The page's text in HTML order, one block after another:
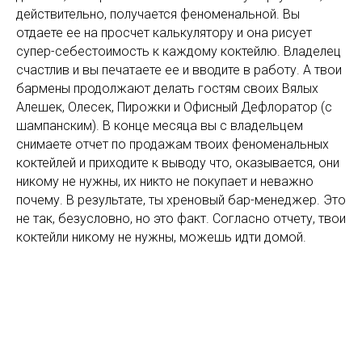
действительно, получается феноменальной. Вы
отдаете ее на просчет калькулятору и она рисует
супер-себестоимость к каждому коктейлю. Владелец
счастлив и вы печатаете ее и вводите в работу. А твои
бармены продолжают делать гостям своих Вялых
Алешек, Олесек, Пирожки и Офисный Дефлоратор (с
шампанским). В конце месяца вы с владельцем
снимаете отчет по продажам твоих феноменальных
коктейлей и приходите к выводу что, оказывается, они
никому не нужны, их никто не покупает и неважно
почему. В результате, ты хреновый бар-менеджер. Это
не так, безусловно, но это факт. Согласно отчету, твои
коктейли никому не нужны, можешь идти домой.